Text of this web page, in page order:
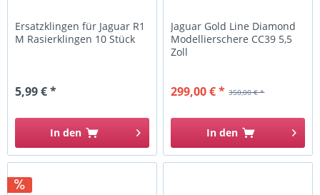
Ersatzklingen für Jaguar R1
M Rasierklingen 10 Stück
5,99 € *
In den
Jaguar Gold Line Diamond
Modellierschere CC39 5,5
Zoll
350,00 € *
299,00 € *
In den